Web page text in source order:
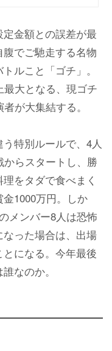
金額との誤差が最
でご馳走する名物
ルこと「ゴチ」。
大となる、現ゴチ
が大集結する。
特別ルールで、4人
らスタートし、勝
をタダで食べまく
1000万円。しか
メンバー8人は恐怖
った場合は、出場
になる。今年最後
なのか。